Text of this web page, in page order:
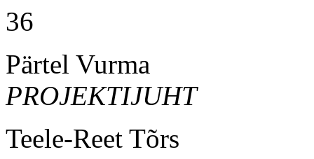
36
Pärtel Vurma
PROJEKTIJUHT
Teele-Reet Tõrs